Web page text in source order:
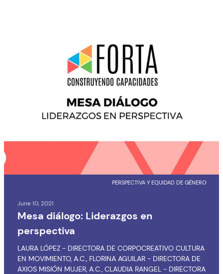
PERSPECTIVA Y EQUIDAD DE GÉNERO
June 10, 2021
Mesa diálogo: Liderazgos en
perspectiva
LAURA LÓPEZ - DIRECTORA DE CORPOCREATIVO CULTURA
EN MOVIMIENTO, A.C., FLORINA AGUILAR - DIRECTORA DE
AXIOS MISIÓN MUJER, A.C., CLAUDIA RANGEL - DIRECTORA